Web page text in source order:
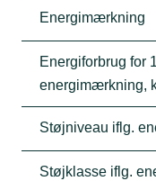
Energimærkning
Energiforbrug for
energimærkning,
Støjniveau iflg.
Støjklasse iflg.